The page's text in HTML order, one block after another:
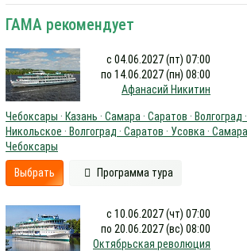
ГАМА рекомендует
с 04.06.2027 (пт) 07:00
по 14.06.2027 (пн) 08:00
Афанасий Никитин
Чебоксары · Казань · Самара · Саратов · Волгоград
Никольское · Волгоград · Саратов · Усовка · Самара
Чебоксары
Выбрать Программа тура
с 10.06.2027 (чт) 07:00
по 20.06.2027 (вс) 08:00
Октябрьская революция